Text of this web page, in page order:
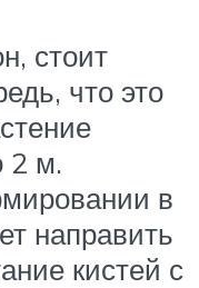
стоит
что это
2 м.
в
направить
кистей с